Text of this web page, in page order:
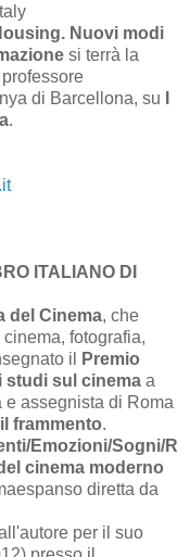
Nuovi modi
si terrà la
professore
di Barcellona, su
.
ITALIANO DI
del Cinema, che
fotografia,
il
Premio
studi sul cinema a
e assegnista di Roma
il frammento.
Emozioni/Sogni/R
cinema moderno
diretta da
per il suo